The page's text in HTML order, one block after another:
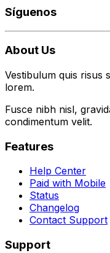
Síguenos
About Us
Vestibulum quis risus
lorem.
Fusce nibh nisl,
condimentum velit.
Features
Help Center
Paid with Mobile
Status
Changelog
Contact Support
Support